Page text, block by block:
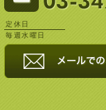
定休日
毎週水曜日